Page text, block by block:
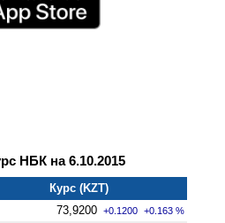
НБК на 6.10.2015
Курс (KZT)
73,9200 +0.1200 +0.163 %